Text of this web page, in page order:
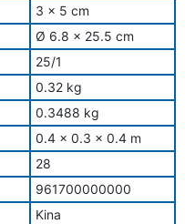
3 x 5 cm
Ø 6.8 x 25.5 cm
25/1
0.32 kg
0.3488 kg
0.4 x 0.3 x 0.4 m
28
961700000000
Kina